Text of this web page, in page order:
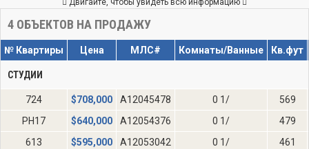
Двигайте, чтобы увидеть всю информацию
4 ОБЪЕКТОВ НА ПРОДАЖУ
№ Квартиры Цена МЛС# Комнаты/Ванные Кв.фут
СТУДИИ
724 $708,000 A12045478 0 1/
569
PH17
$640,000 A12054376 0 1/
479
613
$595,000 A12053042 0 1/
461